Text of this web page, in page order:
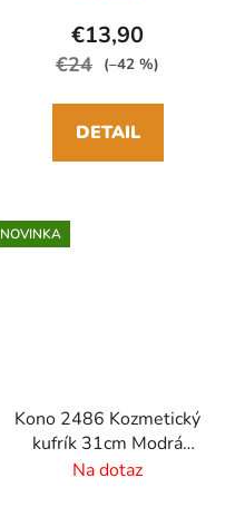
€13,90
€24 (–42 %)
DETAIL
NOVINKA
Kono 2486 Kozmetický
kufrík 31cm Modrá
ABS/Polykarbonát
Na dotaz